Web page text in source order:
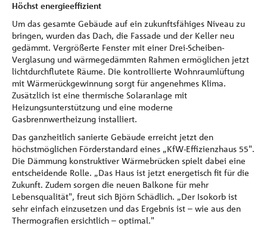
Höchst energieeffizient
Um das gesamte Gebäude auf ein zukunftsfähiges Niveau zu
bringen, wurden das Dach, die Fassade und der Keller neu
gedämmt. Vergrößerte Fenster mit einer Drei-Scheiben-
Verglasung und wärmegedämmten Rahmen ermöglichen jetzt
lichtdurchflutete Räume. Die kontrollierte Wohnraumlüftung
mit Wärmerückgewinnung sorgt für angenehmes Klima.
Zusätzlich ist eine thermische Solaranlage mit
Heizungsunterstützung und eine moderne
Gasbrennwertheizung installiert.
Das ganzheitlich sanierte Gebäude erreicht jetzt den
höchstmöglichen Förderstandard eines „KfW-Effizienzhaus 55".
Die Dämmung konstruktiver Wärmebrücken spielt dabei eine
entscheidende Rolle. „Das Haus ist jetzt energetisch fit für die
Zukunft. Zudem sorgen die neuen Balkone für mehr
Lebensqualität", freut sich Björn Schädlich. „Der Isokorb ist
sehr einfach einzusetzen und das Ergebnis ist – wie aus den
Thermografien ersichtlich – optimal."